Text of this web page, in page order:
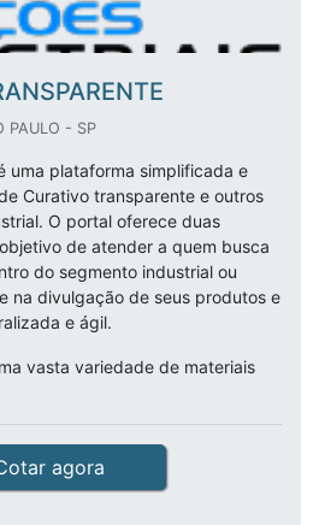
PAULO - SP
uma plataforma simplificada e
Curativo transparente e outros
O portal oferece duas
de atender a quem busca
do segmento industrial ou
na divulgação de seus produtos e
e ágil.
vasta variedade de materiais
agora